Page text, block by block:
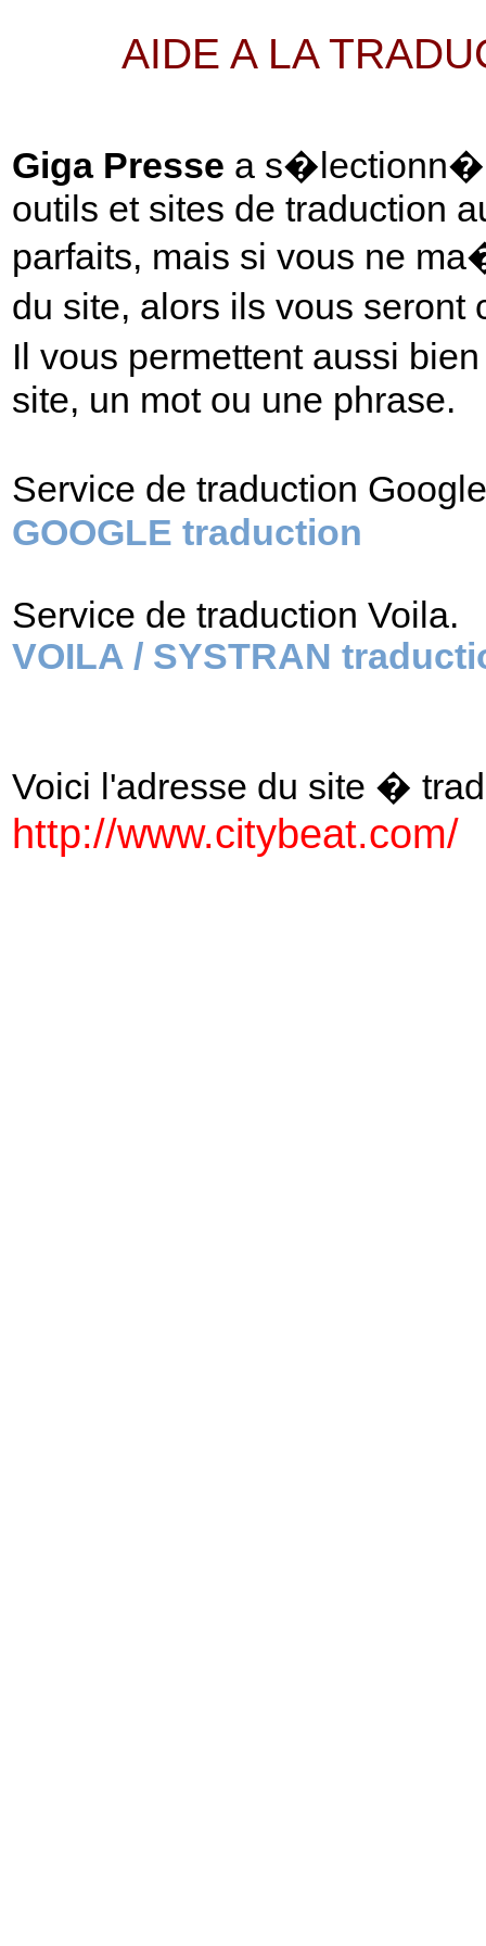
AIDE A LA
Giga Presse a s�lectionn�
outils et sites de traduction
parfaits, mais si vous ne
du site, alors ils vous
Il vous permettent aussi
site, un mot ou une phrase.
Service de traduction
GOOGLE traduction
Service de traduction Voila.
VOILA / SYSTRAN
Voici l'adresse du site �
http://www.citybeat.com/